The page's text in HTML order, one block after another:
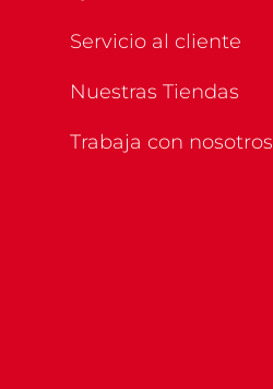
Servicio al cliente
Nuestras Tiendas
Trabaja con nosotros